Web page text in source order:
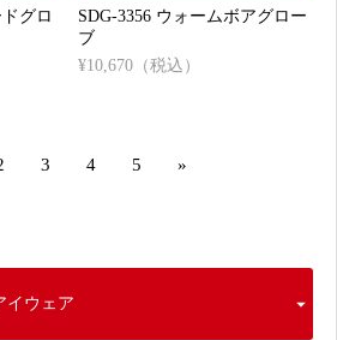
グロ
SDG-3356 ウォームボアグロー
ブ
¥10,670（税込）
3 4 5 »
イウェア